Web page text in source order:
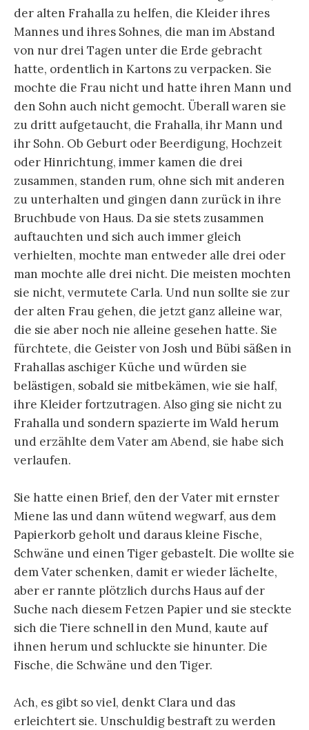
der alten Frahalla zu helfen, die Kleider ihres
Mannes und ihres Sohnes, die man im Abstand
von nur drei Tagen unter die Erde gebracht
hatte, ordentlich in Kartons zu verpacken. Sie
mochte die Frau nicht und hatte ihren Mann und
den Sohn auch nicht gemocht. Überall waren sie
zu dritt aufgetaucht, die Frahalla, ihr Mann und
ihr Sohn. Ob Geburt oder Beerdigung, Hochzeit
oder Hinrichtung, immer kamen die drei
zusammen, standen rum, ohne sich mit anderen
zu unterhalten und gingen dann zurück in ihre
Bruchbude von Haus. Da sie stets zusammen
auftauchten und sich auch immer gleich
verhielten, mochte man entweder alle drei oder
man mochte alle drei nicht. Die meisten mochten
sie nicht, vermutete Carla. Und nun sollte sie zur
der alten Frau gehen, die jetzt ganz alleine war,
die sie aber noch nie alleine gesehen hatte. Sie
fürchtete, die Geister von Josh und Bübi säßen in
Frahallas aschiger Küche und würden sie
belästigen, sobald sie mitbekämen, wie sie half,
ihre Kleider fortzutragen. Also ging sie nicht zu
Frahalla und sondern spazierte im Wald herum
und erzählte dem Vater am Abend, sie habe sich
verlaufen.
Sie hatte einen Brief, den der Vater mit ernster
Miene las und dann wütend wegwarf, aus dem
Papierkorb geholt und daraus kleine Fische,
Schwäne und einen Tiger gebastelt. Die wollte sie
dem Vater schenken, damit er wieder lächelte,
aber er rannte plötzlich durchs Haus auf der
Suche nach diesem Fetzen Papier und sie steckte
sich die Tiere schnell in den Mund, kaute auf
ihnen herum und schluckte sie hinunter. Die
Fische, die Schwäne und den Tiger.
Ach, es gibt so viel, denkt Clara und das
erleichtert sie. Unschuldig bestraft zu werden